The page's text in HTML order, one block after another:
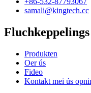
samali@kingtech.cc
Fluchkeppelings
Produkten
Oer ús
Fideo
Kontakt mei ús